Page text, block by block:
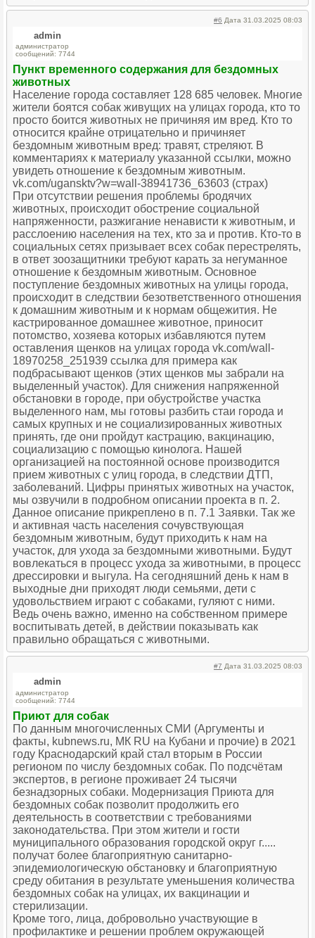
#6 Дата 31.03.2025 08:03
admin
администратор
сообщений: 7744
Пункт временного содержания для бездомных
животных
Население города составляет 128 685 человек. Многие
жители боятся собак живущих на улицах города, кто то
просто боится животных не причиняя им вред. Кто то
относится крайне отрицательно и причиняет
бездомным животным вред: травят, стреляют. В
комментариях к материалу указанной ссылки, можно
увидеть отношение к бездомным животным.
vk.com/ugansktv?w=wall-38941736_63603 (страх)
При отсутствии решения проблемы бродячих
животных, происходит обострение социальной
напряженности, разжигание ненависти к животным, и
расслоению населения на тех, кто за и против. Кто-то в
социальных сетях призывает всех собак перестрелять,
в ответ зоозащитники требуют карать за негуманное
отношение к бездомным животным. Основное
поступление бездомных животных на улицы города,
происходит в следствии безответственного отношения
к домашним животным и к нормам общежития. Не
кастрированное домашнее животное, приносит
потомство, хозяева которых избавляются путем
оставления щенков на улицах города vk.com/wall-
18970258_251939 ссылка для примера как
подбрасывают щенков (этих щенков мы забрали на
выделенный участок). Для снижения напряженной
обстановки в городе, при обустройстве участка
выделенного нам, мы готовы разбить стаи города и
самых крупных и не социализированных животных
принять, где они пройдут кастрацию, вакцинацию,
социализацию с помощью кинолога. Нашей
организацией на постоянной основе производится
прием животных с улиц города, в следствии ДТП,
заболеваний. Цифры принятых животных на участок,
мы озвучили в подробном описании проекта в п. 2.
Данное описание прикреплено в п. 7.1 Заявки. Так же
и активная часть населения сочувствующая
бездомным животным, будут приходить к нам на
участок, для ухода за бездомными животными. Будут
вовлекаться в процесс ухода за животными, в процесс
дрессировки и выгула. На сегодняшний день к нам в
выходные дни приходят люди семьями, дети с
удовольствием играют с собаками, гуляют с ними.
Ведь очень важно, именно на собственном примере
воспитывать детей, в действии показывать как
правильно обращаться с животными.
#7 Дата 31.03.2025 08:03
admin
администратор
сообщений: 7744
Приют для собак
По данным многочисленных СМИ (Аргументы и
факты, kubnews.ru, МК RU на Кубани и прочие) в 2021
году Краснодарский край стал вторым в России
регионом по числу бездомных собак. По подсчётам
экспертов, в регионе проживает 24 тысячи
безнадзорных собаки. Модернизация Приюта для
бездомных собак позволит продолжить его
деятельность в соответствии с требованиями
законодательства. При этом жители и гости
муниципального образования городской округ г.....
получат более благоприятную санитарно-
эпидемиологическую обстановку и благоприятную
среду обитания в результате уменьшения количества
бездомных собак на улицах, их вакцинации и
стерилизации.
Кроме того, лица, добровольно участвующие в
профилактике и решении проблем окружающей